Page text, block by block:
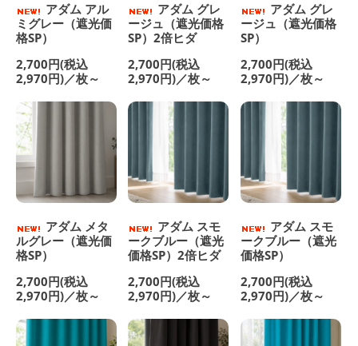
アダム アル
ミグレー（遮光価
格SP）
2,700円(税込
2,970円)／枚～
アダム グレ
ージュ（遮光価格
SP）2倍ヒダ
2,700円(税込
2,970円)／枚～
アダム グレ
ージュ（遮光価格
SP）
2,700円(税込
2,970円)／枚～
アダム メタ
ルグレー（遮光価
格SP）
2,700円(税込
2,970円)／枚～
アダム スモ
ークブルー（遮光
価格SP）2倍ヒダ
2,700円(税込
2,970円)／枚～
アダム スモ
ークブルー（遮光
価格SP）
2,700円(税込
2,970円)／枚～